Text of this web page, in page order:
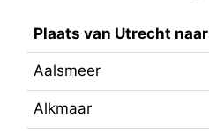
Plaats van Utrecht naar
Aalsmeer
Alkmaar